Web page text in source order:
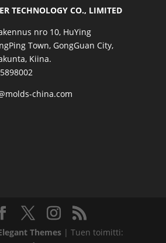
TECHNOLOGY CO., LIMITED
nro 10, HuYing
Town, GongGuan City,
Kiina.
china.com
Themes| Tuen toimitti: